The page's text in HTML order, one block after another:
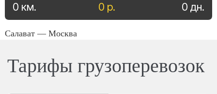
0 р.
0 км. 0 дн.
Салават — Москва
Тарифы грузоперевозок